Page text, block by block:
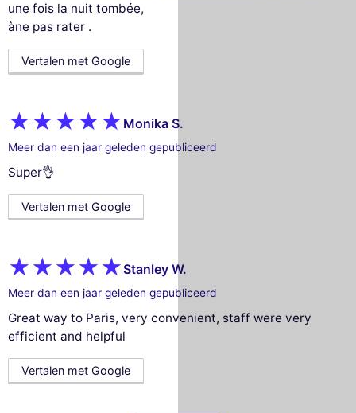
une fois la nuit tombée,
àne pas rater .
Vertalen met Google
Monika S.
Meer dan een jaar geleden gepubliceerd
Super👌
Vertalen met Google
Stanley W.
Meer dan een jaar geleden gepubliceerd
Great way to Paris, very convenient, staff were very
efficient and helpful
Vertalen met Google